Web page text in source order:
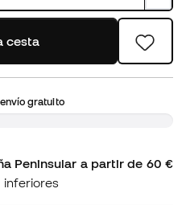
cesta
gratuito
Peninsular a partir de 60 €